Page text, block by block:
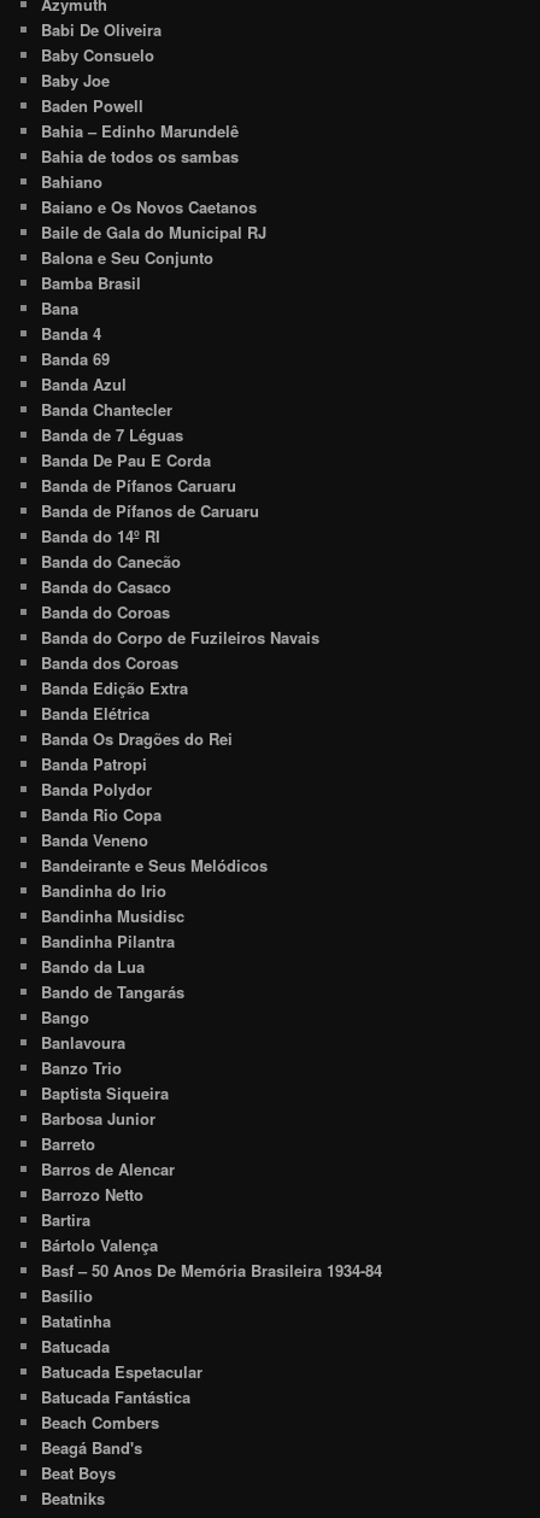
Azymuth
Babi De Oliveira
Baby Consuelo
Baby Joe
Baden Powell
Bahia – Edinho Marundelê
Bahia de todos os sambas
Bahiano
Baiano e Os Novos Caetanos
Baile de Gala do Municipal RJ
Balona e Seu Conjunto
Bamba Brasil
Bana
Banda 4
Banda 69
Banda Azul
Banda Chantecler
Banda de 7 Léguas
Banda De Pau E Corda
Banda de Pífanos Caruaru
Banda de Pífanos de Caruaru
Banda do 14º RI
Banda do Canecão
Banda do Casaco
Banda do Coroas
Banda do Corpo de Fuzileiros Navais
Banda dos Coroas
Banda Edição Extra
Banda Elétrica
Banda Os Dragões do Rei
Banda Patropi
Banda Polydor
Banda Rio Copa
Banda Veneno
Bandeirante e Seus Melódicos
Bandinha do Irio
Bandinha Musidisc
Bandinha Pilantra
Bando da Lua
Bando de Tangarás
Bango
Banlavoura
Banzo Trio
Baptista Siqueira
Barbosa Junior
Barreto
Barros de Alencar
Barrozo Netto
Bartira
Bártolo Valença
Basf – 50 Anos De Memória Brasileira 1934-84
Basílio
Batatinha
Batucada
Batucada Espetacular
Batucada Fantástica
Beach Combers
Beagá Band's
Beat Boys
Beatniks